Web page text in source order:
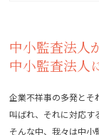
中小監査法人
中小監査法人
企業不祥事の多発とそ
叫ばれ、それに対応す
そんな中、我々は中小